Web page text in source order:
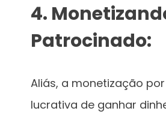
4.
Patrocinado:
Aliás, a monetização
lucrativa de ganhar